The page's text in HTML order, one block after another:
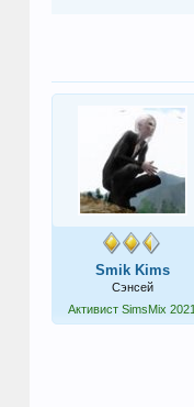
Smik Kims
Сэнсей
Активист SimsMix 2021